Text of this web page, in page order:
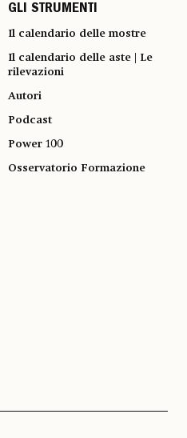
GLI STRUMENTI
Il calendario delle mostre
Il calendario delle aste | Le
rilevazioni
Autori
Podcast
Power 100
Osservatorio Formazione